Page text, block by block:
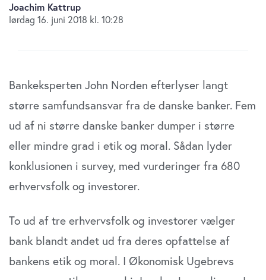
Joachim Kattrup
lørdag 16. juni 2018 kl. 10:28
Bankeksperten John Norden efterlyser langt
større samfundsansvar fra de danske banker. Fem
ud af ni større danske banker dumper i større
eller mindre grad i etik og moral. Sådan lyder
konklusionen i survey, med vurderinger fra 680
erhvervsfolk og investorer.
To ud af tre erhvervsfolk og investorer vælger
bank blandt andet ud fra deres opfattelse af
bankens etik og moral. I Økonomisk Ugebrevs